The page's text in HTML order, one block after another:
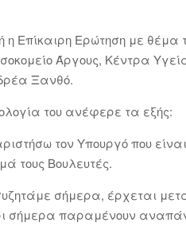
η Επίκαιρη Ερώτηση με
Άργους, Κέντρα
Ξανθό.
του ανέφερε τα εξής:
τον Υπουργό που
τους Βουλευτές.
σήμερα, έρχεται
σήμερα παραμένουν